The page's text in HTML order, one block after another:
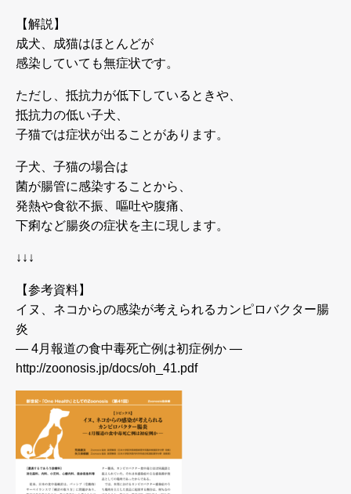
【解説】
成犬、成猫はほとんどが
感染していても無症状です。
ただし、抵抗力が低下しているときや、
抵抗力の低い子犬、
子猫では症状が出ることがあります。
子犬、子猫の場合は
菌が腸管に感染することから、
発熱や食欲不振、嘔吐や腹痛、
下痢など腸炎の症状を主に現します。
↓↓↓
【参考資料】
イヌ、ネコからの感染が考えられるカンピロバクター腸
炎
— 4月報道の食中毒死亡例は初症例か —
http://zoonosis.jp/docs/oh_41.pdf